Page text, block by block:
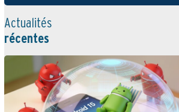
Actualités
récentes